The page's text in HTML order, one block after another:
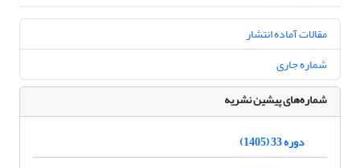
مقالات آماده انتشار
شماره جاری
شماره‌های پیشین نشریه
دوره 33 (1405)